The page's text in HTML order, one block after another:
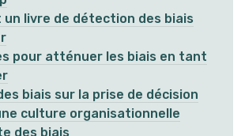
un livre de détection des biais
pour atténuer les biais en tant
biais sur la prise de décision
culture organisationnelle
des biais